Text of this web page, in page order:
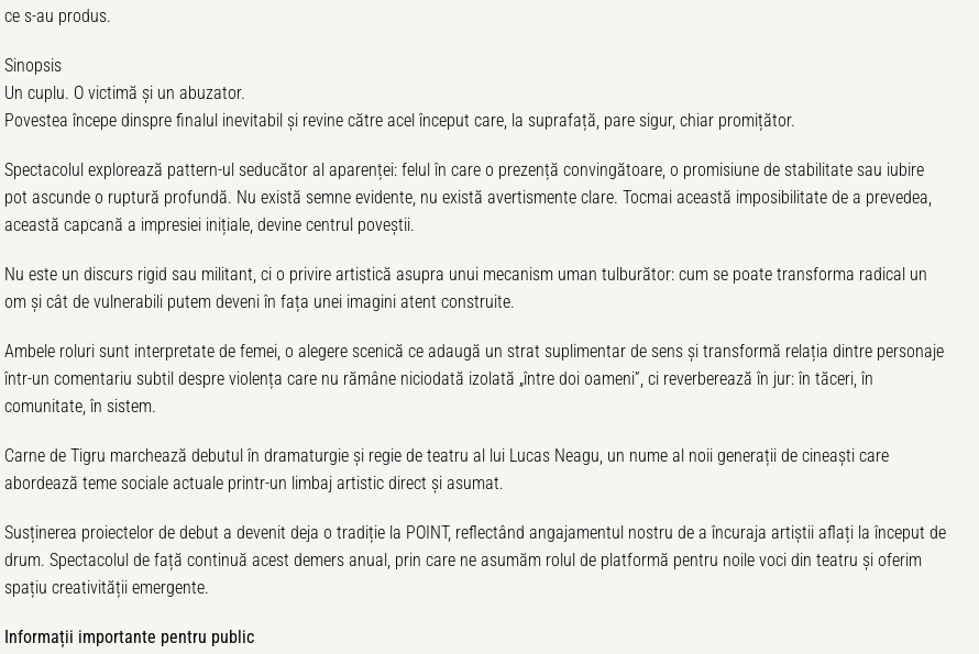
ce s-au produs.
Sinopsis
Un cuplu. O victimă și un abuzator.
Povestea începe dinspre finalul inevitabil și revine către acel început care, la suprafață, pare sigur, chiar promițător.
Spectacolul explorează pattern-ul seducător al aparenței: felul în care o prezență convingătoare, o promisiune de stabilitate sau iubire
pot ascunde o ruptură profundă. Nu există semne evidente, nu există avertismente clare. Tocmai această imposibilitate de a prevedea,
această capcană a impresiei inițiale, devine centrul poveștii.
Nu este un discurs rigid sau militant, ci o privire artistică asupra unui mecanism uman tulburător: cum se poate transforma radical un
om și cât de vulnerabili putem deveni în fața unei imagini atent construite.
Ambele roluri sunt interpretate de femei, o alegere scenică ce adaugă un strat suplimentar de sens și transformă relația dintre personaje
într-un comentariu subtil despre violența care nu rămâne niciodată izolată „între doi oameni”, ci reverberează în jur: în tăceri, în
comunitate, în sistem.
Carne de Tigru marchează debutul în dramaturgie și regie de teatru al lui Lucas Neagu, un nume al noii generații de cineaști care
abordează teme sociale actuale printr-un limbaj artistic direct și asumat.
Susținerea proiectelor de debut a devenit deja o tradiție la POINT, reflectând angajamentul nostru de a încuraja artiștii aflați la început de
drum. Spectacolul de față continuă acest demers anual, prin care ne asumăm rolul de platformă pentru noile voci din teatru și oferim
spațiu creativității emergente.
Informații importante pentru public